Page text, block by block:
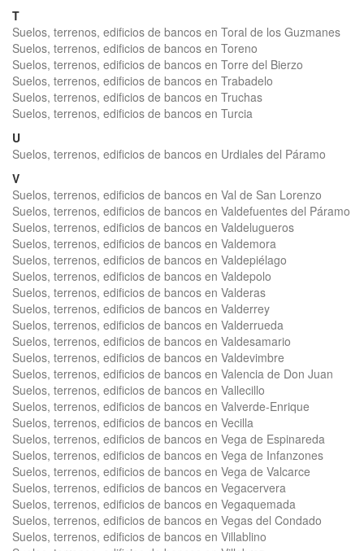
T
Suelos, terrenos, edificios de bancos en Toral de los Guzmanes
Suelos, terrenos, edificios de bancos en Toreno
Suelos, terrenos, edificios de bancos en Torre del Bierzo
Suelos, terrenos, edificios de bancos en Trabadelo
Suelos, terrenos, edificios de bancos en Truchas
Suelos, terrenos, edificios de bancos en Turcia
U
Suelos, terrenos, edificios de bancos en Urdiales del Páramo
V
Suelos, terrenos, edificios de bancos en Val de San Lorenzo
Suelos, terrenos, edificios de bancos en Valdefuentes del Páramo
Suelos, terrenos, edificios de bancos en Valdelugueros
Suelos, terrenos, edificios de bancos en Valdemora
Suelos, terrenos, edificios de bancos en Valdepiélago
Suelos, terrenos, edificios de bancos en Valdepolo
Suelos, terrenos, edificios de bancos en Valderas
Suelos, terrenos, edificios de bancos en Valderrey
Suelos, terrenos, edificios de bancos en Valderrueda
Suelos, terrenos, edificios de bancos en Valdesamario
Suelos, terrenos, edificios de bancos en Valdevimbre
Suelos, terrenos, edificios de bancos en Valencia de Don Juan
Suelos, terrenos, edificios de bancos en Vallecillo
Suelos, terrenos, edificios de bancos en Valverde-Enrique
Suelos, terrenos, edificios de bancos en Vecilla
Suelos, terrenos, edificios de bancos en Vega de Espinareda
Suelos, terrenos, edificios de bancos en Vega de Infanzones
Suelos, terrenos, edificios de bancos en Vega de Valcarce
Suelos, terrenos, edificios de bancos en Vegacervera
Suelos, terrenos, edificios de bancos en Vegaquemada
Suelos, terrenos, edificios de bancos en Vegas del Condado
Suelos, terrenos, edificios de bancos en Villablino